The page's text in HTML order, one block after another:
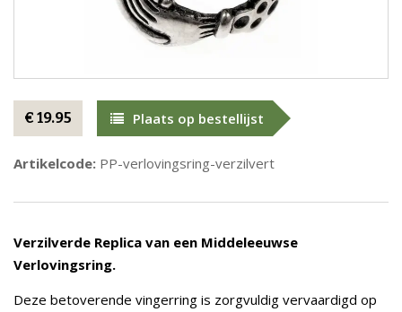
€ 19.95 Plaats op bestellijst
Artikelcode: PP-verlovingsring-verzilvert
Verzilverde Replica van een Middeleeuwse
Verlovingsring.
Deze betoverende vingerring is zorgvuldig vervaardigd op